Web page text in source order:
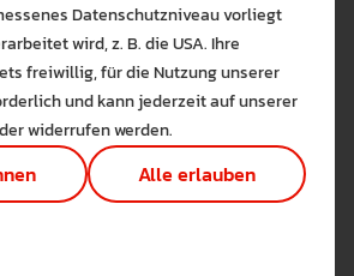
haben sich 415 in den
eingeschrieben, davon
Grundschule,
Sekundarstufe I,
und Ernährung,
Datenschutzniveau vorliegt
wird, z. B. die USA. Ihre
freiwillig, für die Nutzung unserer
und kann jederzeit auf unserer
widerrufen werden.
Alle erlauben
Bitte wählen Sie
Die auf der Website verwendeten
Lernen Sie mehr
Alle erlauben
Technisch notwendig (1)
Hier sind alle technisch